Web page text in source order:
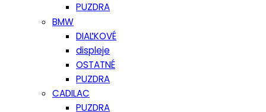
PUZDRA
BMW
DIAĽKOVÉ
displeje
OSTATNÉ
PUZDRA
CADILAC
PUZDRA